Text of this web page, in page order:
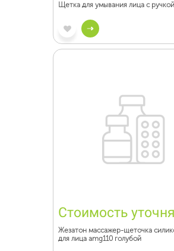
Щетка для умывания лица с
Стоимость
Жезатон массажер-щеточка
для лица amg110 голубой